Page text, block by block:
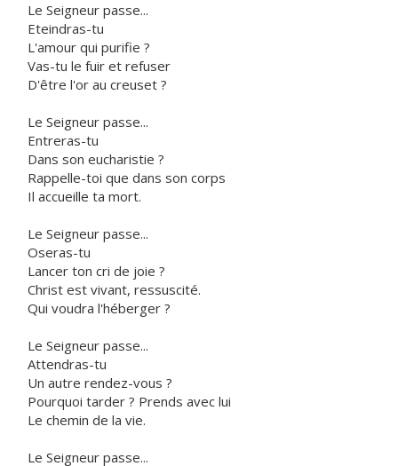
Le Seigneur passe...
Eteindras-tu
L'amour qui purifie ?
Vas-tu le fuir et refuser
D'être l'or au creuset ?
Le Seigneur passe...
Entreras-tu
Dans son eucharistie ?
Rappelle-toi que dans son corps
Il accueille ta mort.
Le Seigneur passe...
Oseras-tu
Lancer ton cri de joie ?
Christ est vivant, ressuscité.
Qui voudra l'héberger ?
Le Seigneur passe...
Attendras-tu
Un autre rendez-vous ?
Pourquoi tarder ? Prends avec lui
Le chemin de la vie.
Le Seigneur passe...